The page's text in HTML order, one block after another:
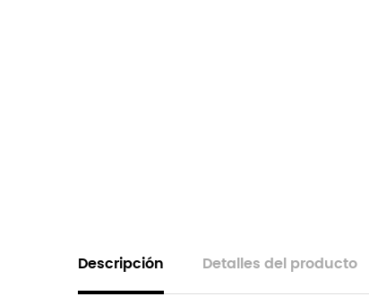
Descripción Detalles del producto